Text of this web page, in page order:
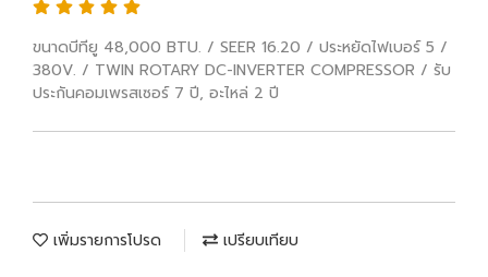
ขนาดบีทียู 48,000 BTU. / SEER 16.20 / ประหยัดไฟเบอร์ 5 /
380V. / TWIN ROTARY DC-INVERTER COMPRESSOR / รับ
ประกันคอมเพรสเซอร์ 7 ปี, อะไหล่ 2 ปี
เพิ่มรายการโปรด เปรียบเทียบ